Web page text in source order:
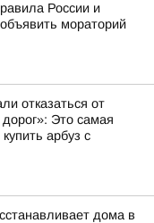
России и
мораторий
отказаться от
дорог»: Это самая
арбуз с
дома в